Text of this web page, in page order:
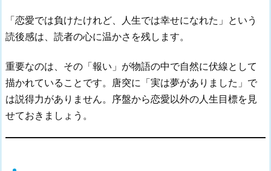
「恋愛では負けたけれど、人生では幸せになれた」という
読後感は、読者の心に温かさを残します。
重要なのは、その「報い」が物語の中で自然に伏線として
描かれていることです。唐突に「実は夢がありました」で
は説得力がありません。序盤から恋愛以外の人生目標を見
せておきましょう。